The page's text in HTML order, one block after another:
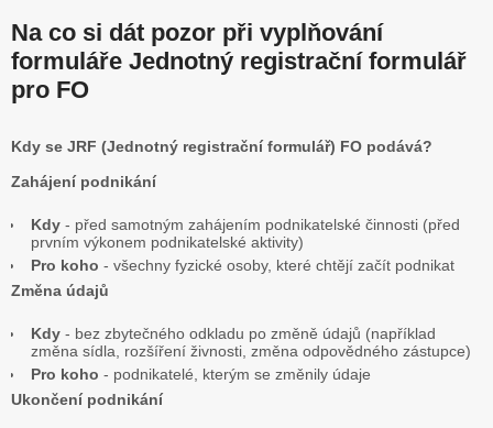
Na co si dát pozor při vyplňování
formuláře Jednotný registrační formulář
pro FO
Kdy se JRF (Jednotný registrační formulář) FO podává?
Zahájení podnikání
Kdy - před samotným zahájením podnikatelské činnosti (před
prvním výkonem podnikatelské aktivity)
Pro koho - všechny fyzické osoby, které chtějí začít podnikat
Změna údajů
Kdy - bez zbytečného odkladu po změně údajů (například
změna sídla, rozšíření živnosti, změna odpovědného zástupce)
Pro koho - podnikatelé, kterým se změnily údaje
Ukončení podnikání